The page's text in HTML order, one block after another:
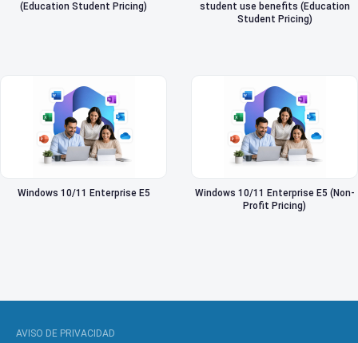
(Education Student Pricing)
student use benefits (Education
Student Pricing)
Windows 10/11 Enterprise E5
Windows 10/11 Enterprise E5 (Non-
Profit Pricing)
AVISO DE PRIVACIDAD